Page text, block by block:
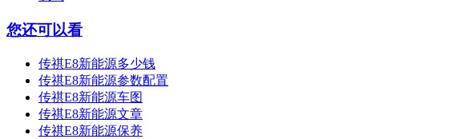
您还可以看
传祺E8新能源多少钱
传祺E8新能源参数配置
传祺E8新能源车图
传祺E8新能源文章
传祺E8新能源保养